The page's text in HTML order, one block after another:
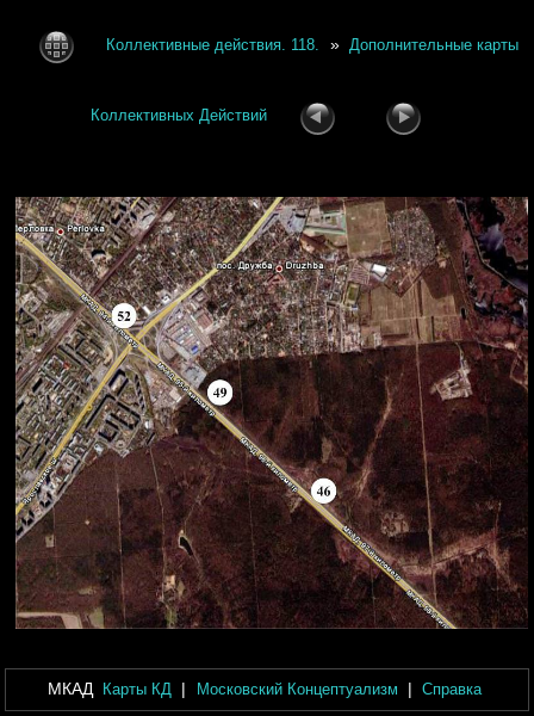
Коллективные действия. 118. » Дополнительные карты
Коллективных Действий
МКАД Карты КД | Московский Концептуализм | Справка